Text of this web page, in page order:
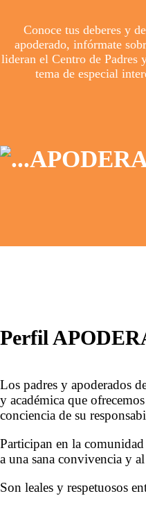
Conoce tus deberes y
apoderado, infórmate
lideran el Centro de Padres
tema de especial
Perfil
Los padres y apoderados
y académica que
conciencia de su
Participan en la
a una sana convivencia y
Son leales y respetuosos